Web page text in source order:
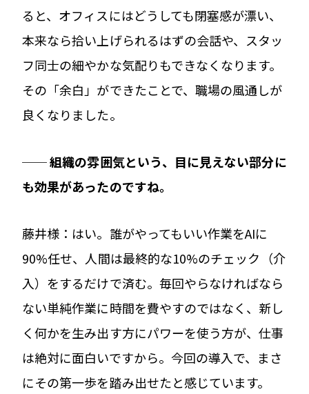
ると、オフィスにはどうしても閉塞感が漂い、
本来なら拾い上げられるはずの会話や、スタッ
フ同士の細やかな気配りもできなくなります。
その「余白」ができたことで、職場の風通しが
良くなりました。
── 組織の雰囲気という、目に見えない部分に
も効果があったのですね。
藤井様：はい。誰がやってもいい作業をAIに
90%任せ、人間は最終的な10%のチェック（介
入）をするだけで済む。毎回やらなければなら
ない単純作業に時間を費やすのではなく、新し
く何かを生み出す方にパワーを使う方が、仕事
は絶対に面白いですから。今回の導入で、まさ
にその第一歩を踏み出せたと感じています。